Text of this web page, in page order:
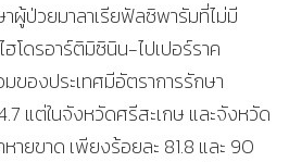
ผู้ป่วยมาลาเรียฟัลซิพารัมที่ไม่มี
โดรอาร์ติมิซินิน-ไปเปอร์ราค
ของประเทศมีอัตราการรักษา
แต่ในจังหวัดศรีสะเกษ และจังหวัด
ายขาด เพียงร้อยละ 81.8 และ 90